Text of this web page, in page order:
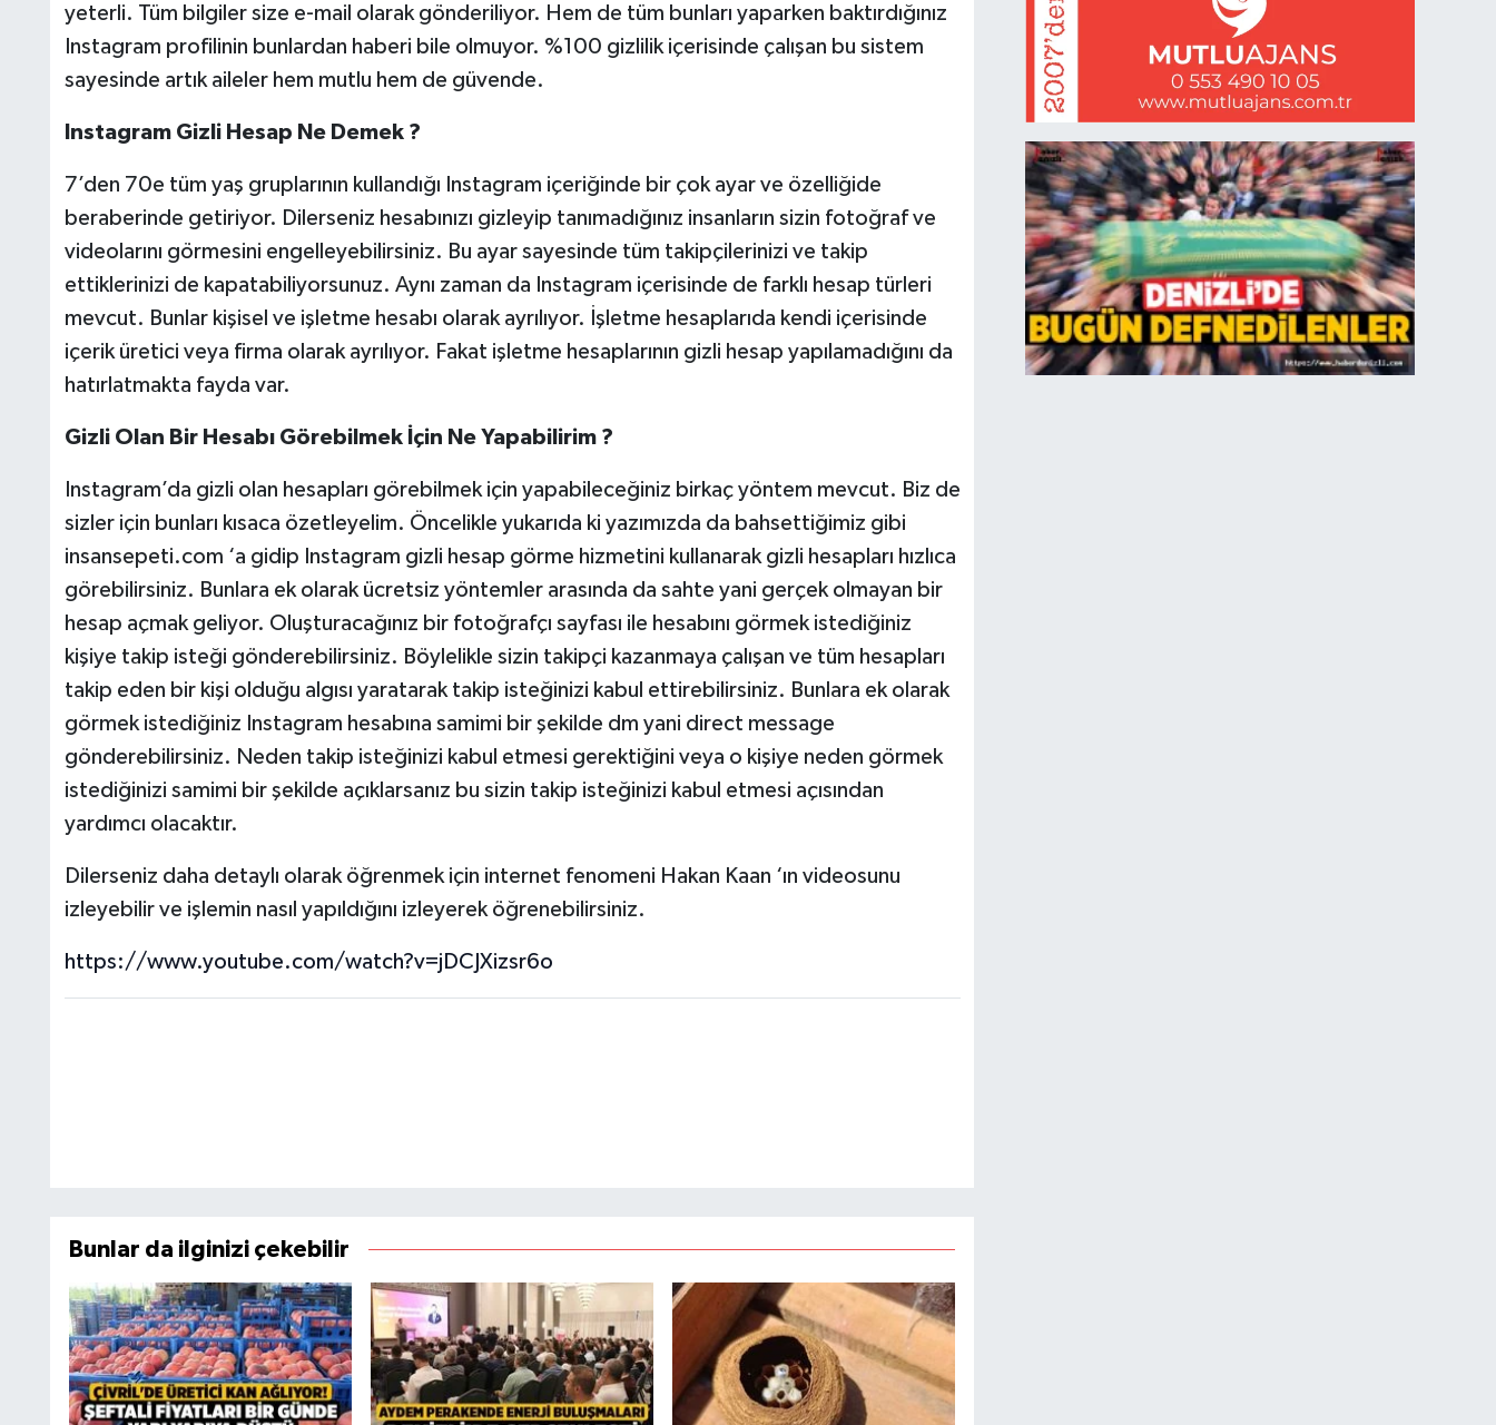
yeterli. Tüm bilgiler size e-mail olarak gönderiliyor. Hem de tüm bunları yaparken baktırdığınız
Instagram profilinin bunlardan haberi bile olmuyor. %100 gizlilik içerisinde çalışan bu sistem
sayesinde artık aileler hem mutlu hem de güvende.
Instagram Gizli Hesap Ne Demek ?
7’den 70e tüm yaş gruplarının kullandığı Instagram içeriğinde bir çok ayar ve özelliğide
beraberinde getiriyor. Dilerseniz hesabınızı gizleyip tanımadığınız insanların sizin fotoğraf ve
videolarını görmesini engelleyebilirsiniz. Bu ayar sayesinde tüm takipçilerinizi ve takip
ettiklerinizi de kapatabiliyorsunuz. Aynı zaman da Instagram içerisinde de farklı hesap türleri
mevcut. Bunlar kişisel ve işletme hesabı olarak ayrılıyor. İşletme hesaplarıda kendi içerisinde
içerik üretici veya firma olarak ayrılıyor. Fakat işletme hesaplarının gizli hesap yapılamadığını da
hatırlatmakta fayda var.
Gizli Olan Bir Hesabı Görebilmek İçin Ne Yapabilirim ?
Instagram’da gizli olan hesapları görebilmek için yapabileceğiniz birkaç yöntem mevcut. Biz de
sizler için bunları kısaca özetleyelim. Öncelikle yukarıda ki yazımızda da bahsettiğimiz gibi
insansepeti.com ‘a gidip Instagram gizli hesap görme hizmetini kullanarak gizli hesapları hızlıca
görebilirsiniz. Bunlara ek olarak ücretsiz yöntemler arasında da sahte yani gerçek olmayan bir
hesap açmak geliyor. Oluşturacağınız bir fotoğrafçı sayfası ile hesabını görmek istediğiniz
kişiye takip isteği gönderebilirsiniz. Böylelikle sizin takipçi kazanmaya çalışan ve tüm hesapları
takip eden bir kişi olduğu algısı yaratarak takip isteğinizi kabul ettirebilirsiniz. Bunlara ek olarak
görmek istediğiniz Instagram hesabına samimi bir şekilde dm yani direct message
gönderebilirsiniz. Neden takip isteğinizi kabul etmesi gerektiğini veya o kişiye neden görmek
istediğinizi samimi bir şekilde açıklarsanız bu sizin takip isteğinizi kabul etmesi açısından
yardımcı olacaktır.
Dilerseniz daha detaylı olarak öğrenmek için internet fenomeni Hakan Kaan ‘ın videosunu
izleyebilir ve işlemin nasıl yapıldığını izleyerek öğrenebilirsiniz.
https://www.youtube.com/watch?v=jDCJXizsr6o
Bunlar da ilginizi çekebilir